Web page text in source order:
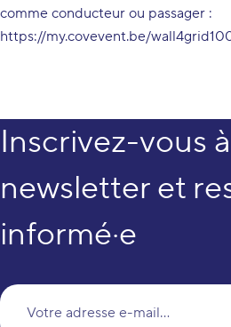
comme conducteur ou passager :
https://my.covevent.be/
Inscrivez-vous
newsletter et
informé·e